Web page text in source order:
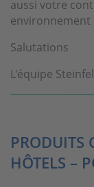
aussi votre
environnement
Salutations
L'équipe
PRODUITS
HÔTELS –